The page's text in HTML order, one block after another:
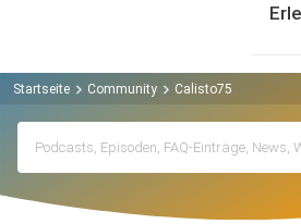
Startseite Community Calisto75